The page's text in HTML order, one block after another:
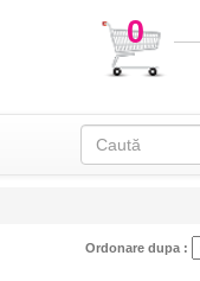
0
Ordonare dupa :